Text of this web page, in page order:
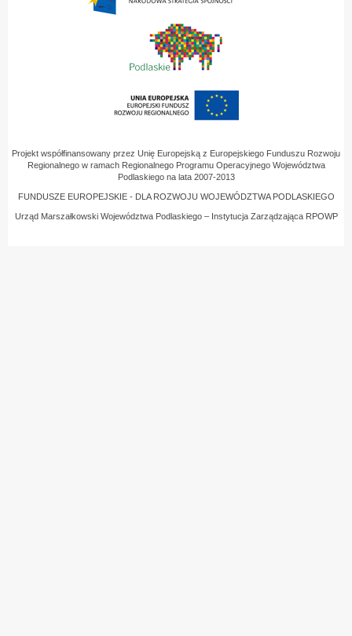
Projekt współfinansowany przez Unię Europejską z Europejskiego Funduszu Rozwoju
Regionalnego w ramach Regionalnego Programu Operacyjnego Województwa
Podlaskiego na lata 2007-2013
FUNDUSZE EUROPEJSKIE - DLA ROZWOJU WOJEWÓDZTWA PODLASKIEGO
Urząd Marszałkowski Województwa Podlaskiego – Instytucja Zarządzająca RPOWP